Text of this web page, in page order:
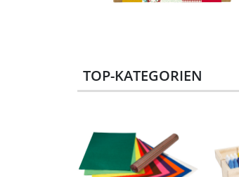
TOP-KATEGORIEN